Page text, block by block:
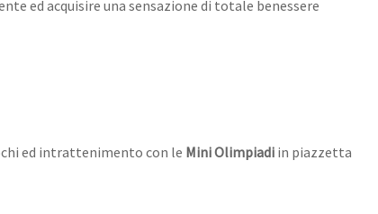
ed acquisire una sensazione di totale benessere
ed intrattenimento con le Mini Olimpiadi in piazzetta